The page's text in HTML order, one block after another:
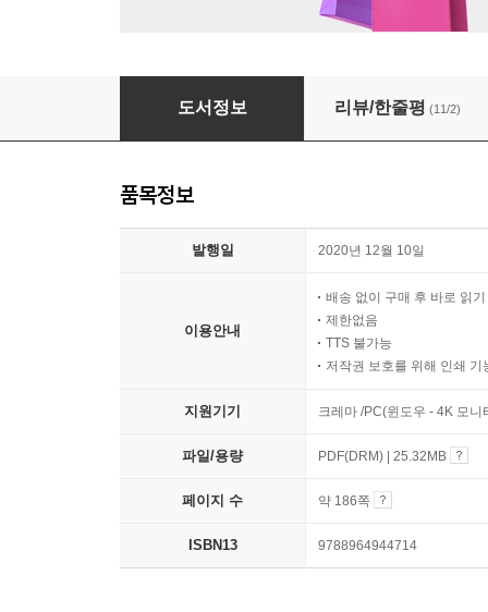
초등학생을 위한 개념 국어 : 고사성어
도서정보 리뷰/한줄평 (11/2)
품목정보
발행일 2020년 12월 10일
이용안내
배송 없이 구매 후 바로 읽기
제한없음
TTS 불가능
저작권 보호를 위해 인쇄 기
지원기기 크레마 /PC(윈도우 - 4K 모
파일/용량 PDF(DRM) | 25.32MB
페이지 수 약 186쪽
ISBN13 9788964944714